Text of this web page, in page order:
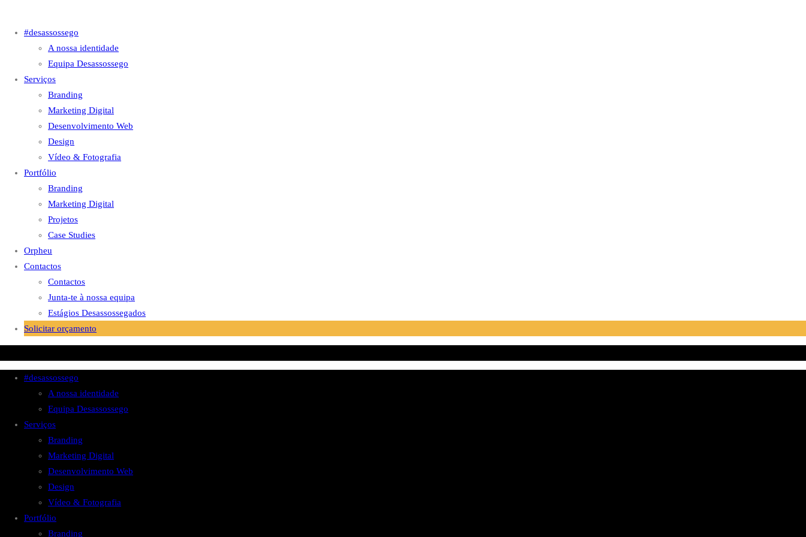
#desassossego
A nossa identidade
Equipa Desassossego
Serviços
Branding
Marketing Digital
Desenvolvimento Web
Design
Vídeo & Fotografia
Portfólio
Branding
Marketing Digital
Projetos
Case Studies
Orpheu
Contactos
Contactos
Junta-te à nossa equipa
Estágios Desassossegados
Solicitar orçamento
#desassossego
A nossa identidade
Equipa Desassossego
Serviços
Branding
Marketing Digital
Desenvolvimento Web
Design
Vídeo & Fotografia
Portfólio
Branding